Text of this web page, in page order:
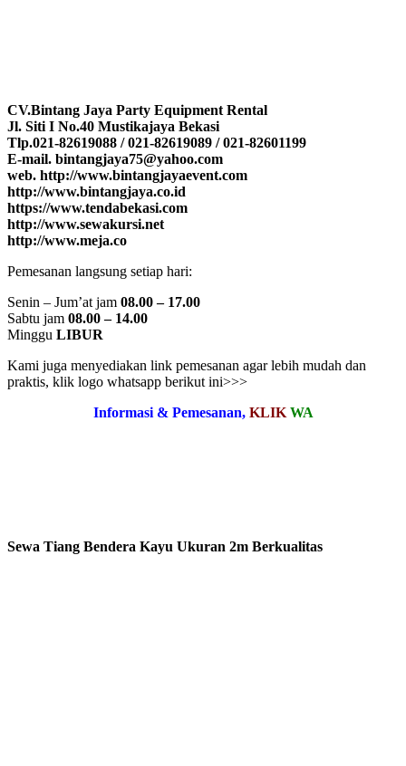
CV.Bintang Jaya Party Equipment Rental
Jl. Siti I No.40 Mustikajaya Bekasi
Tlp.021-82619088 / 021-82619089 / 021-82601199
E-mail. bintangjaya75@yahoo.com
web. http://www.bintangjayaevent.com
http://www.bintangjaya.co.id
https://www.tendabekasi.com
http://www.sewakursi.net
http://www.meja.co
Pemesanan langsung setiap hari:
Senin – Jum’at jam 08.00 – 17.00
Sabtu jam 08.00 – 14.00
Minggu LIBUR
Kami juga menyediakan link pemesanan agar lebih mudah dan
praktis, klik logo whatsapp berikut ini>>>
Informasi & Pemesanan, KLIK WA
Sewa Tiang Bendera Kayu Ukuran 2m Berkualitas